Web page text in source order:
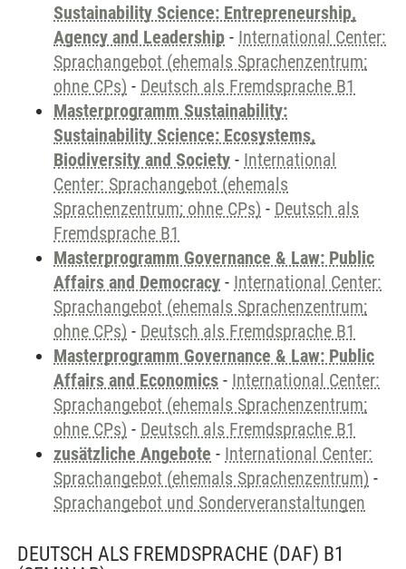
Sustainability Science: Entrepreneurship,
Agency and Leadership - International Center:
Sprachangebot (ehemals Sprachenzentrum;
ohne CPs) - Deutsch als Fremdsprache B1
Masterprogramm Sustainability:
Sustainability Science: Ecosystems,
Biodiversity and Society - International
Center: Sprachangebot (ehemals
Sprachenzentrum; ohne CPs) - Deutsch als
Fremdsprache B1
Masterprogramm Governance & Law: Public
Affairs and Democracy - International Center:
Sprachangebot (ehemals Sprachenzentrum;
ohne CPs) - Deutsch als Fremdsprache B1
Masterprogramm Governance & Law: Public
Affairs and Economics - International Center:
Sprachangebot (ehemals Sprachenzentrum;
ohne CPs) - Deutsch als Fremdsprache B1
zusätzliche Angebote - International Center:
Sprachangebot (ehemals Sprachenzentrum) -
Sprachangebot und Sonderveranstaltungen
DEUTSCH ALS FREMDSPRACHE (DAF) B1